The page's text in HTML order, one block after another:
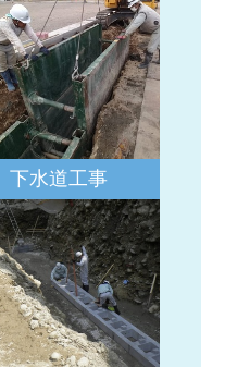
下水道工事